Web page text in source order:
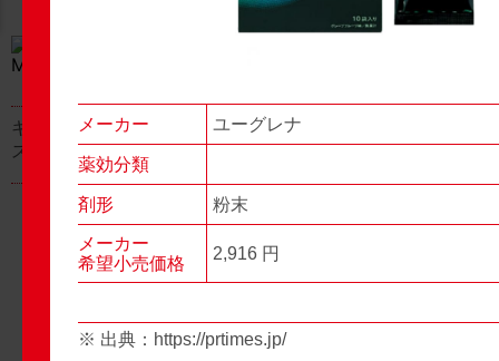
キャベジンコーワαプラ
ス顆粒
グロンサン用刃棒
メーカー ユーグレナ
薬効分類
剤形 粉末
メーカー
希望小売価格
2,916 円
※ 出典： https://prtimes.jp/